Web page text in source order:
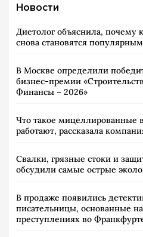
Новости
Диетолог объяснила, почему
снова становятся
В Москве определили
бизнес-премии
Финансы – 2026»
Что такое мицеллированные
работают, рассказала
Свалки, грязные стоки и
обсудили самые острые
В продаже появились
писательницы, основанные
преступлениях во